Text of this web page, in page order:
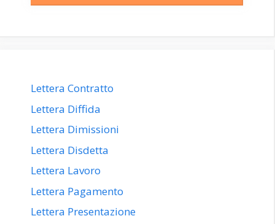
Lettera Contratto
Lettera Diffida
Lettera Dimissioni
Lettera Disdetta
Lettera Lavoro
Lettera Pagamento
Lettera Presentazione